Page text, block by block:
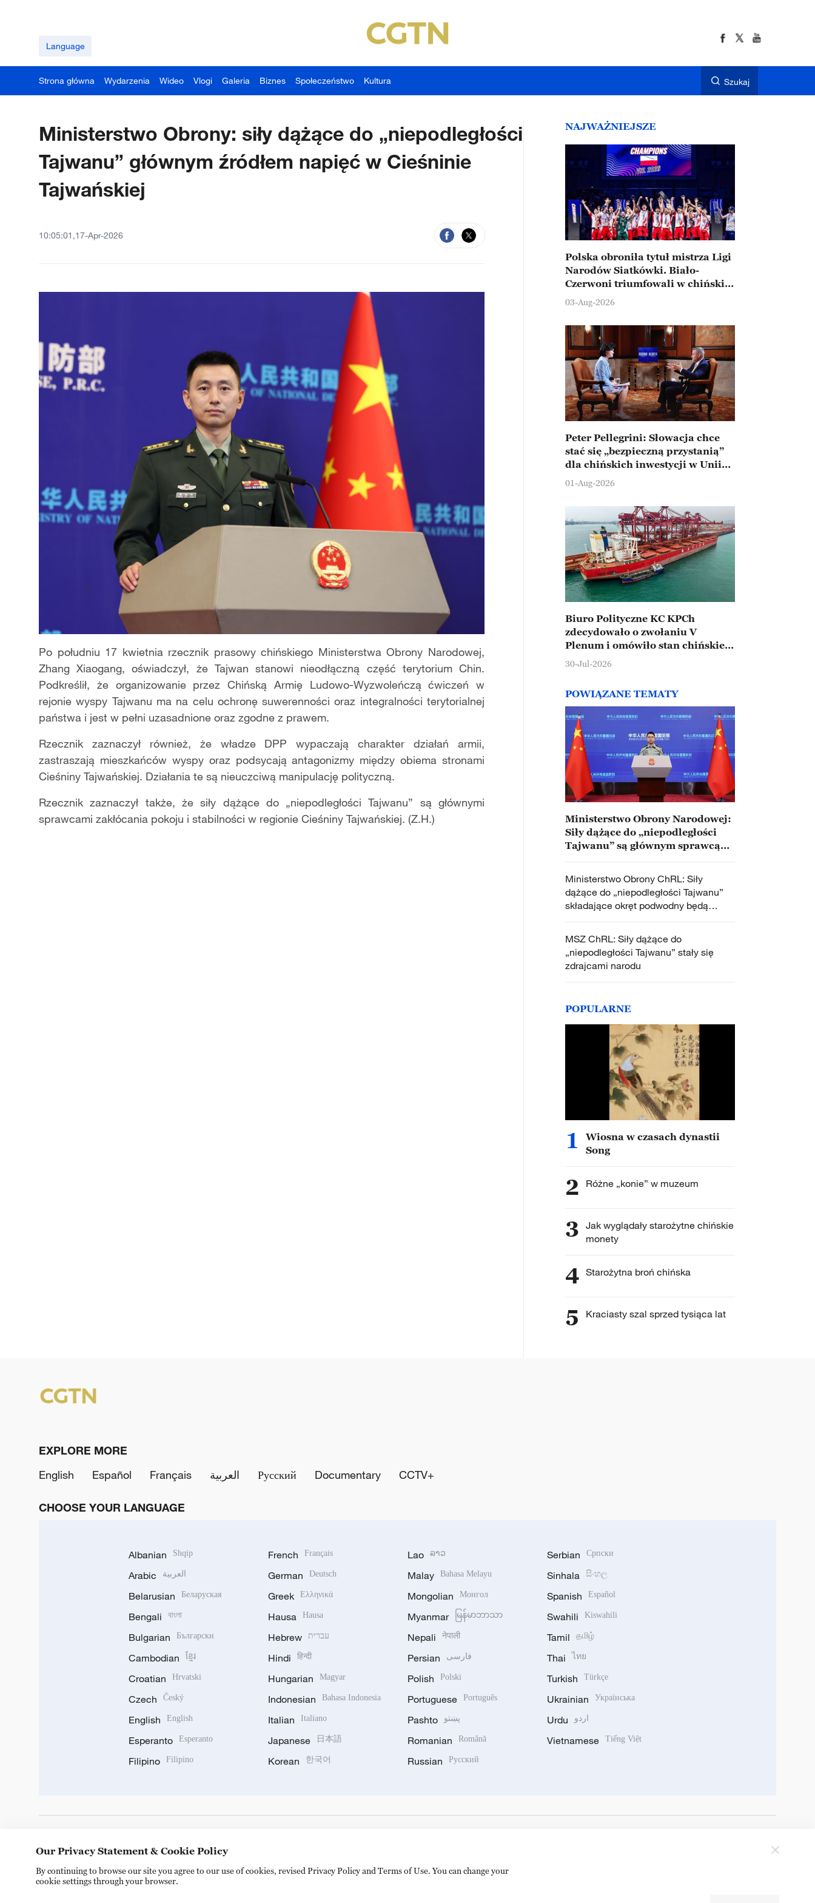
Language
Strona główna Wydarzenia Wideo Vlogi Galeria Biznes Społeczeństwo Kultura Szukaj
Ministerstwo Obrony: siły dążące do „niepodległości
Tajwanu” głównym źródłem napięć w Cieśninie
Tajwańskiej
10:05:01,17-Apr-2026
Po południu 17 kwietnia rzecznik prasowy chińskiego Ministerstwa Obrony Narodowej,
Zhang Xiaogang, oświadczył, że Tajwan stanowi nieodłączną część terytorium Chin.
Podkreślił, że organizowanie przez Chińską Armię Ludowo-Wyzwoleńczą ćwiczeń w
rejonie wyspy Tajwanu ma na celu ochronę suwerenności oraz integralności terytorialnej
państwa i jest w pełni uzasadnione oraz zgodne z prawem.
Rzecznik zaznaczył również, że władze DPP wypaczają charakter działań armii,
zastraszają mieszkańców wyspy oraz podsycają antagonizmy między obiema stronami
Cieśniny Tajwańskiej. Działania te są nieuczciwą manipulację polityczną.
Rzecznik zaznaczył także, że siły dążące do „niepodległości Tajwanu” są głównymi
sprawcami zakłócania pokoju i stabilności w regionie Cieśniny Tajwańskiej. (Z.H.)
NAJWAŻNIEJSZE
Polska obroniła tytuł mistrza Ligi
Narodów Siatkówki. Biało-
Czerwoni triumfowali w chińskim
Ningbo
03-Aug-2026
Peter Pellegrini: Słowacja chce
stać się „bezpieczną przystanią”
dla chińskich inwestycji w Unii
Europejskiej
01-Aug-2026
Biuro Polityczne KC KPCh
zdecydowało o zwołaniu V
Plenum i omówiło stan chińskiej
gospodarki
30-Jul-2026
POWIĄZANE TEMATY
Ministerstwo Obrony Narodowej:
Siły dążące do „niepodległości
Tajwanu” są głównym sprawcą
Ministerstwo Obrony ChRL: Siły
dążące do „niepodległości Tajwanu”
składające okręt podwodny będą
bezsilne wobec ChAL-W i czeka je
MSZ ChRL: Siły dążące do
„niepodległości Tajwanu” stały się
zdrajcami narodu
POPULARNE
1
Wiosna w czasach dynastii
Song
2 Różne „konie” w muzeum
3 Jak wyglądały starożytne chińskie
monety
4 Starożytna broń chińska
5 Kraciasty szal sprzed tysiąca lat
EXPLORE MORE
English
Español Français العربية Русский Documentary CCTV+
CHOOSE YOUR LANGUAGE
Albanian Shqip
Arabic العربية
Belarusian Беларуская
Bengali বাংলা
Bulgarian Български
Cambodian ខ្មែរ
Croatian Hrvatski
Czech Český
English English
Esperanto Esperanto
Filipino Filipino
French Français
German Deutsch
Greek Ελληνικά
Hausa Hausa
Hebrew עברית
Hindi हिन्दी
Hungarian Magyar
Indonesian Bahasa Indonesia
Italian Italiano
Japanese 日本語
Korean 한국어
Lao ລາວ
Malay Bahasa Melayu
Mongolian Монгол
Myanmar မြန်မာဘာသာ
Nepali नेपाली
Persian فارسی
Polish Polski
Portuguese Português
Pashto پښتو
Romanian Română
Russian Русский
Serbian Српски
Sinhala සිංහල
Spanish Español
Swahili Kiswahili
Tamil தமிழ்
Thai ไทย
Turkish Türkçe
Ukrainian Українська
Urdu اردو
Vietnamese Tiếng Việt
Our Privacy Statement & Cookie Policy
By continuing to browse our site you agree to our use of cookies, revised Privacy Policy and Terms of Use. You can change your
cookie settings through your browser.